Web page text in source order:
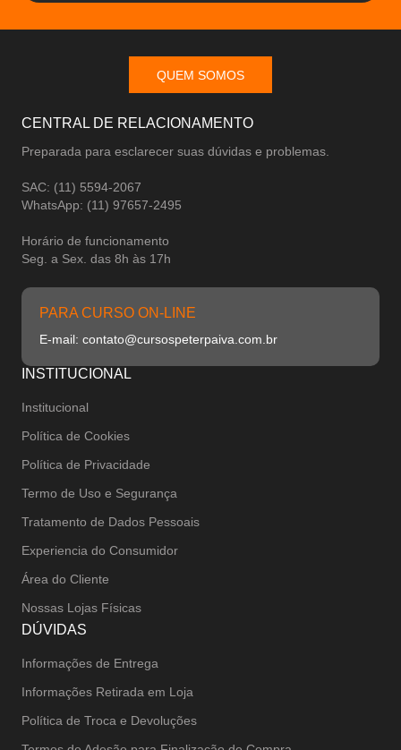
QUEM SOMOS
CENTRAL DE RELACIONAMENTO
Preparada para esclarecer suas dúvidas e problemas.
SAC: (11) 5594-2067
WhatsApp: (11) 97657-2495
Horário de funcionamento
Seg. a Sex. das 8h às 17h
PARA CURSO ON-LINE
E-mail: contato@cursospeterpaiva.com.br
INSTITUCIONAL
Institucional
Política de Cookies
Política de Privacidade
Termo de Uso e Segurança
Tratamento de Dados Pessoais
Experiencia do Consumidor
Área do Cliente
Nossas Lojas Físicas
DÚVIDAS
Informações de Entrega
Informações Retirada em Loja
Política de Troca e Devoluções